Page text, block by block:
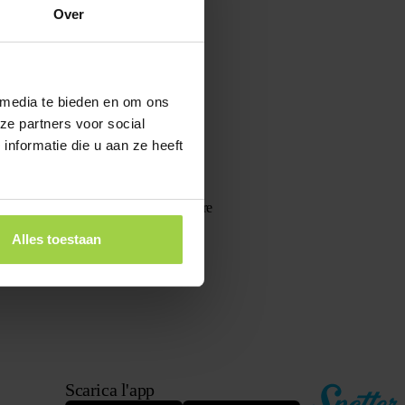
Over
te bieden en om ons
partners voor social
die u aan ze heeft
Alles toestaan
ricarica, lo Spotter tornerà attivo
Accendi lo Spotter all’aperto o
è buona.
GPS (meglio all’aperto). Oppure
tutti i passaggi? Contatta
Scarica l'app